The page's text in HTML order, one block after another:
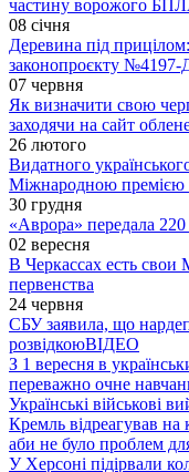
частину ворожого
08 січня
Деревина під
законопроєкту №4197-
07 червня
Як визначити свою
заходячи на сайт
26 лютого
Видатного
Міжнародною
30 грудня
«Аврора» передала
02 вересня
В Черкассах есть
первенства
24 червня
СБУ заявила, що
розвідкоюВІДЕО
З 1 вересня в
переважно очне
Українські військові
Кремль відреагував
аби не було проблем
У Херсоні підірвали